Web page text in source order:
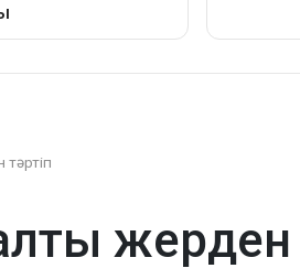
тәртіп
жерден